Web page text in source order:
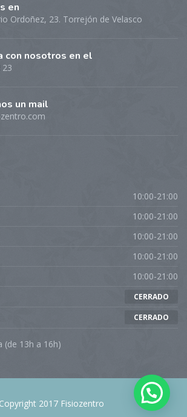
en
Ordoñez, 23. Torrejón de Velasco
con nosotros en el
23
un mail
10:00-21:00
10:00-21:00
10:00-21:00
10:00-21:00
10:00-21:00
CERRADO
CERRADO
(de 13h a 16h)
Copyright 2017 Fisiozentro